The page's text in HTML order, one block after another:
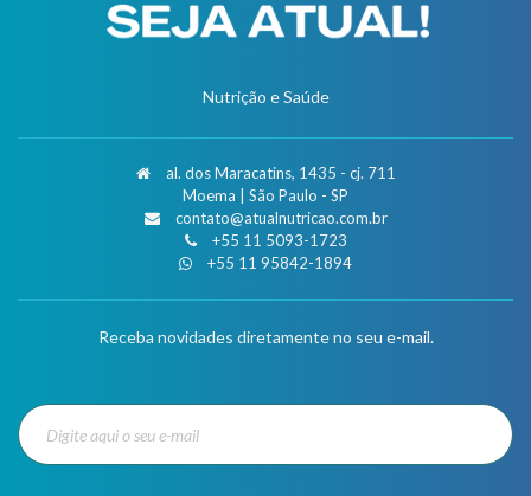
Nutrição e Saúde
al. dos Maracatins, 1435 - cj. 711
Moema | São Paulo - SP
contato@atualnutricao.com.br
+55 11 5093-1723
+55 11 95842-1894
Receba novidades diretamente no seu e-mail.